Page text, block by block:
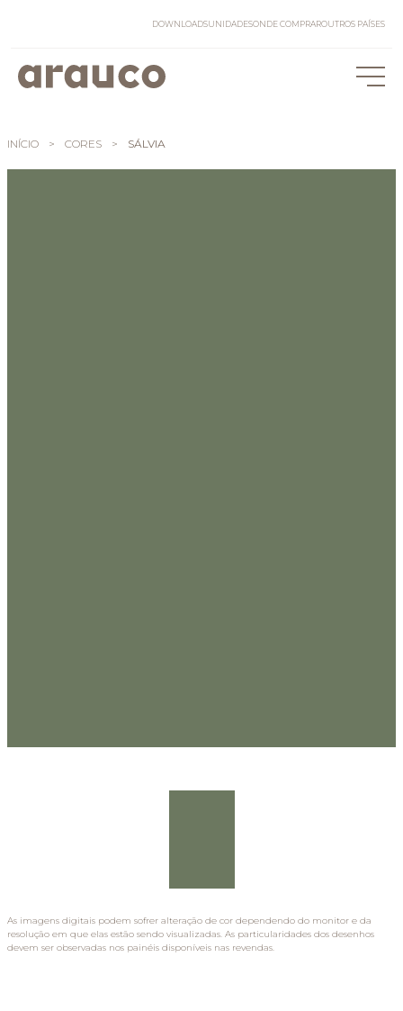
DOWNLOADSUNIDADESONDE COMPRAROUTROS PAÍSES
INÍCIO > CORES > SÁLVIA
As imagens digitais podem sofrer alteração de cor dependendo do monitor e da
resolução em que elas estão sendo visualizadas. As particularidades dos desenhos
devem ser observadas nos painéis disponíveis nas revendas.